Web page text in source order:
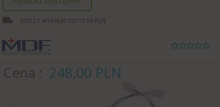
KOSZT WYSYŁKI OD: 15.00 PLN
Cena 248,00 PLN